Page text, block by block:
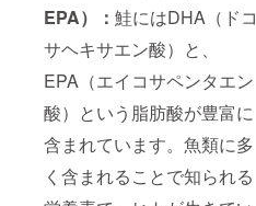
EPA）
： 鮭にはDHA（ドコ
サヘキサエン酸）と、
EPA（エイコサペンタエン
酸）という脂肪酸が豊富に
含まれています。魚類に多
く含まれることで知られる